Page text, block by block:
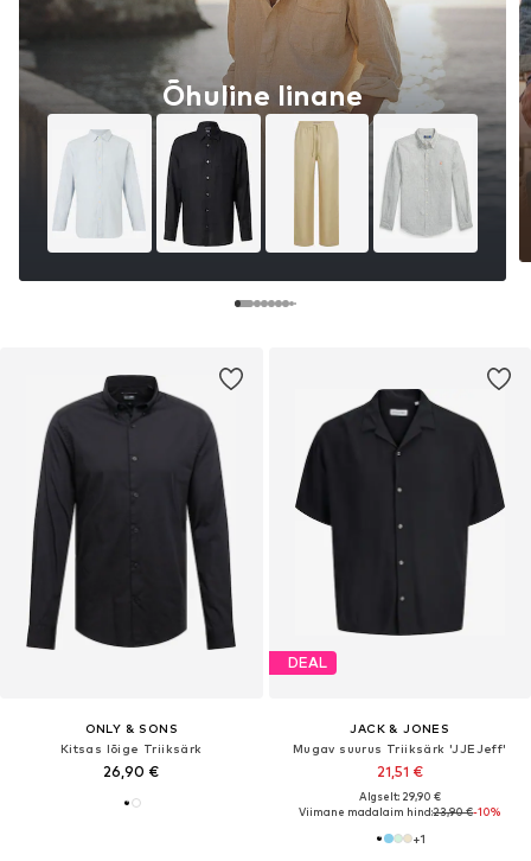
ONLY & SONS
Kitsas lõige Triiksärk
26,90 €
Õhuline linane
DEAL
JACK & JONES
Mugav suurus Triiksärk 'JJEJeff'
21,51 €
Algselt: 29,90 €
Viimane madalaim hind:23,90 €-10%
+1